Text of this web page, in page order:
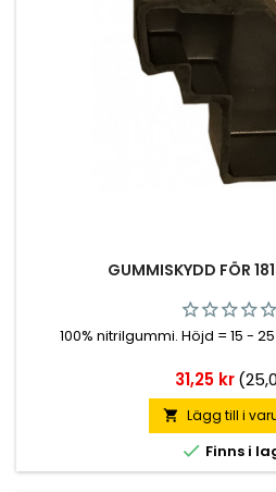
GUMMISKYDD FÖR
100% nitrilgummi. Höjd = 15 -
Pris
31,25 kr
 Lägg till i
 Finns i